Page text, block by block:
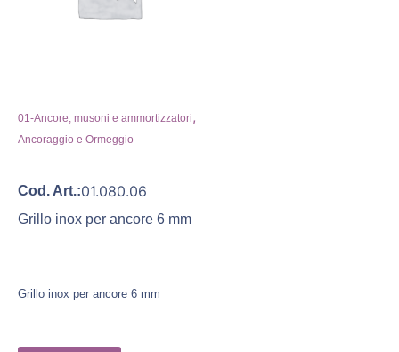
01-Ancore, musoni e ammortizzatori,
Ancoraggio e Ormeggio
Cod. Art.:01.080.06
Grillo inox per ancore 6 mm
Grillo inox per ancore 6 mm